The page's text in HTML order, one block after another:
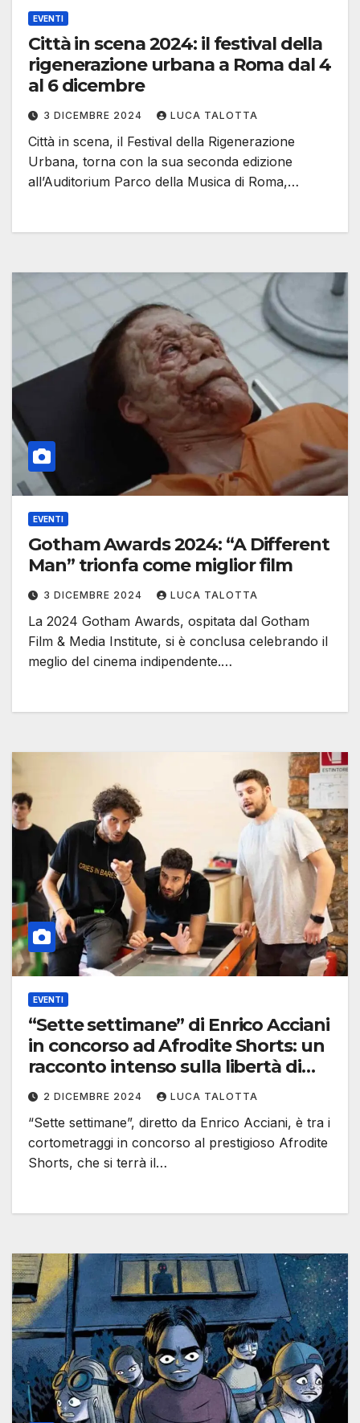
EVENTI
Città in scena 2024: il festival della
rigenerazione urbana a Roma dal 4
al 6 dicembre
3 DICEMBRE 2024 LUCA TALOTTA
Città in scena, il Festival della Rigenerazione
Urbana, torna con la sua seconda edizione
all’Auditorium Parco della Musica di Roma,…
EVENTI
Gotham Awards 2024: “A Different
Man” trionfa come miglior film
3 DICEMBRE 2024 LUCA TALOTTA
La 2024 Gotham Awards, ospitata dal Gotham
Film & Media Institute, si è conclusa celebrando il
meglio del cinema indipendente.…
EVENTI
“Sette settimane” di Enrico Acciani
in concorso ad Afrodite Shorts: un
racconto intenso sulla libertà di
scelta
2 DICEMBRE 2024 LUCA TALOTTA
“Sette settimane”, diretto da Enrico Acciani, è tra i
cortometraggi in concorso al prestigioso Afrodite
Shorts, che si terrà il…